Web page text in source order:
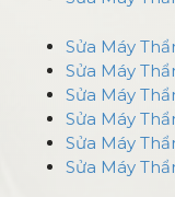
Sửa Máy
Sửa Máy
Sửa Máy
Sửa Máy
Sửa Máy
Sửa Máy